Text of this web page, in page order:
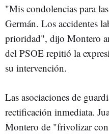
"Mis condolencias para
Germán. Los accidentes
prioridad", dijo Montero
del PSOE repitió la
su intervención.
Las asociaciones de
rectificación inmediata.
Montero de "frivolizar